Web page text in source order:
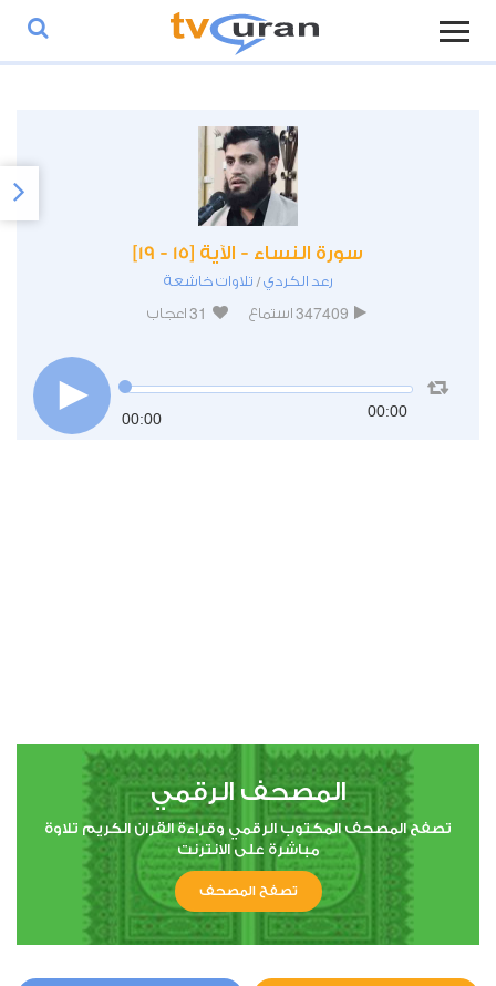
سورة النساء - الآية [15 - 19]
رعد الكردي/ تلاوات خاشعة
347409 استماع 31 اعجاب
00:00 00:00
المصحف الرقمي
تصفح المصحف المكتوب الرقمي وقراءة القران الكريم تلاوة
مباشرة على الانترنت
تصفح المصحف